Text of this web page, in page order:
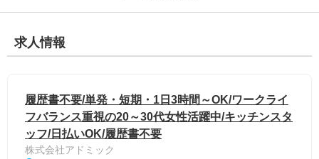
求人情報
履歴書不要/単発・短期・1日3時間～OK/ワークライ
フバランス重視の20～30代女性活躍中/キッチンスタ
ッフ/日払いOK/履歴書不要
株式会社アドミック